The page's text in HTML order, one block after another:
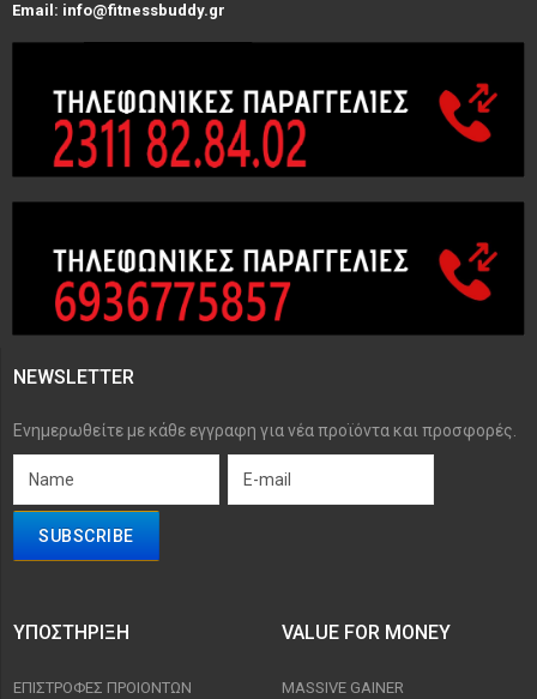
Email: info@fitnessbuddy.gr
NEWSLETTER
Ενημερωθείτε με κάθε εγγραφη για νέα προϊόντα και προσφορές.
ΥΠΟΣΤΉΡΙΞΗ
ΕΠΙΣΤΡΟΦΈΣ ΠΡΟΙΟΝΤΩΝ
VALUE FOR MONEY
MASSIVE GAINER